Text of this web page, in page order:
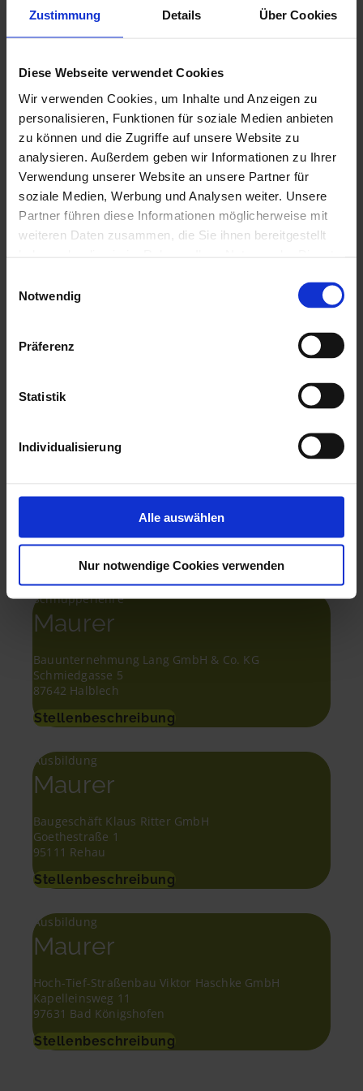
Zustimmung Details Über Cookies
Diese Webseite verwendet Cookies
Wir verwenden Cookies, um Inhalte und Anzeigen zu
personalisieren, Funktionen für soziale Medien anbieten
zu können und die Zugriffe auf unsere Website zu
analysieren. Außerdem geben wir Informationen zu Ihrer
Verwendung unserer Website an unsere Partner für
soziale Medien, Werbung und Analysen weiter. Unsere
Partner führen diese Informationen möglicherweise mit
weiteren Daten zusammen, die Sie ihnen bereitgestellt
verwendenden Cookies, geben Sie uns Ihre Einwilligung
zur Nutzung der jeweiligen Cookies. Welche Cookies
dies im Einzelnen sind, erfahren Sie mit der Funktion
„Details anzeigen“. Für weitere Informationen über
Notwendig
Präferenz
Statistik
Individualisierung
Alle auswählen
Nur notwendige Cookies verwenden
Arbeiten mit modernsten Maschinen und Geräten.
Ausbildungszeit sogar verkürzt werden.
Du möchtest dich per E-Mail bewerben?
Dann sende bitte deine Bewerbungsunterlagen
zusammengefasst im PDF-Format an
bewerbung@bau-dosch.de oder nutze unser
Kurzbewerbungsformular auf unserer Homepage.
Kontakt
https://www.bau-dosch.de
Schnupperlehre
Maurer
Bauunternehmung Lang GmbH & Co. KG
Schmiedgasse 5
87642 Halblech
Stellenbeschreibung
Ausbildung
Maurer
Baugeschäft Klaus Ritter GmbH
Goethestraße 1
95111 Rehau
Stellenbeschreibung
Ausbildung
Maurer
Hoch-Tief-Straßenbau Viktor Haschke GmbH
Kapelleinsweg 11
97631 Bad Königshofen
Stellenbeschreibung
Hierher ziehen & fallen
Dateien auswählen
0von 5